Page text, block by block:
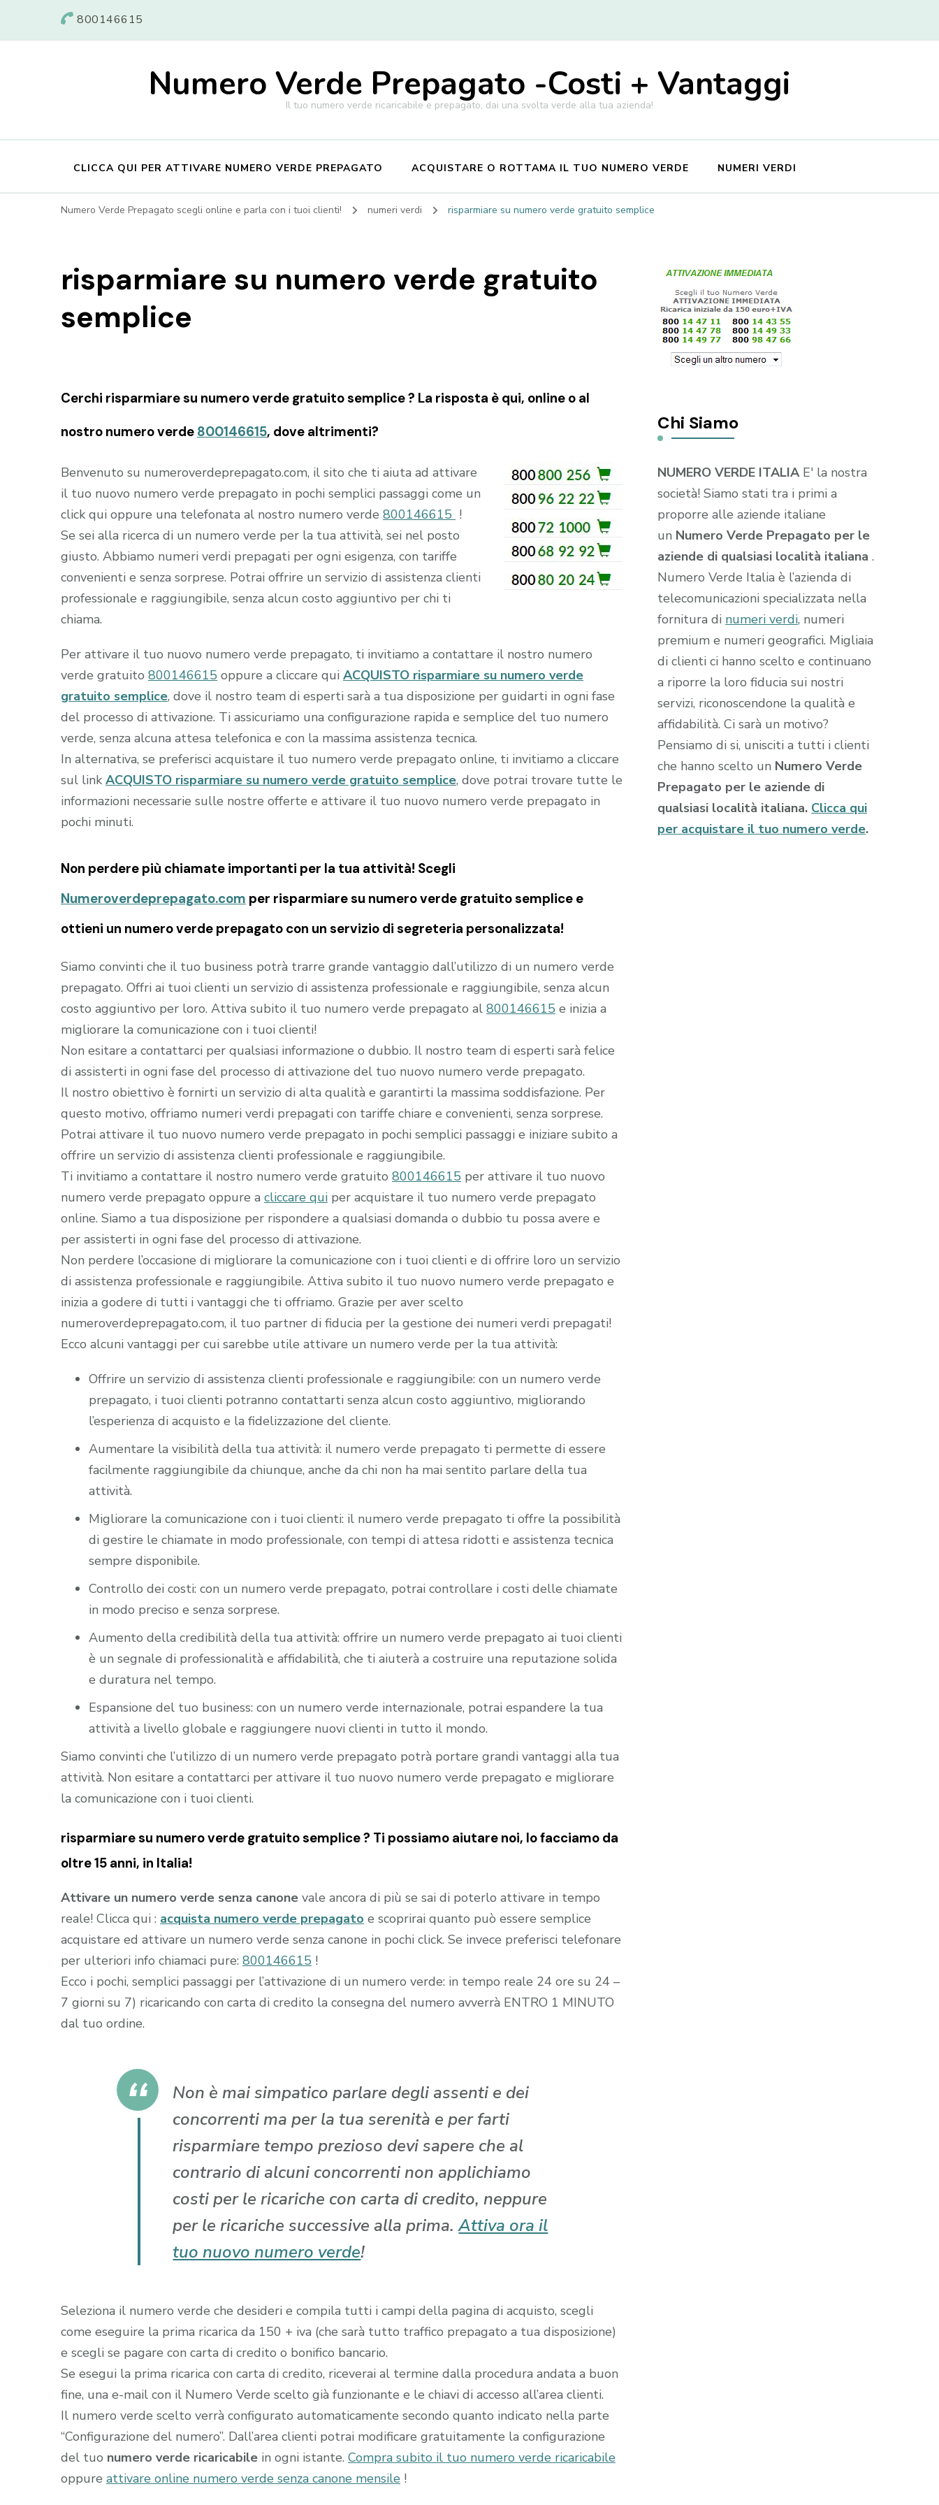
800146615
Numero Verde Prepagato -Costi + Vantaggi
Il tuo numero verde ricaricabile e prepagato, dai una svolta verde alla tua azienda!
CLICCA QUI PER ATTIVARE NUMERO VERDE PREPAGATO ACQUISTARE O ROTTAMA IL TUO NUMERO VERDE NUMERI VERDI
Numero Verde Prepagato scegli online e parla con i tuoi clienti! numeri verdi risparmiare su numero verde gratuito semplice
risparmiare su numero verde gratuito
semplice
Cerchi risparmiare su numero verde gratuito semplice ? La risposta è qui, online o al
nostro numero verde 800146615, dove altrimenti?
Benvenuto su numeroverdeprepagato.com, il sito che ti aiuta ad attivare
il tuo nuovo numero verde prepagato in pochi semplici passaggi come un
click qui oppure una telefonata al nostro numero verde 800146615 !
Se sei alla ricerca di un numero verde per la tua attività, sei nel posto
giusto. Abbiamo numeri verdi prepagati per ogni esigenza, con tariffe
convenienti e senza sorprese. Potrai offrire un servizio di assistenza clienti
professionale e raggiungibile, senza alcun costo aggiuntivo per chi ti
chiama.
Per attivare il tuo nuovo numero verde prepagato, ti invitiamo a contattare il nostro numero
verde gratuito 800146615 oppure a cliccare qui ACQUISTO risparmiare su numero verde
gratuito semplice, dove il nostro team di esperti sarà a tua disposizione per guidarti in ogni fase
del processo di attivazione. Ti assicuriamo una configurazione rapida e semplice del tuo numero
verde, senza alcuna attesa telefonica e con la massima assistenza tecnica.
In alternativa, se preferisci acquistare il tuo numero verde prepagato online, ti invitiamo a cliccare
sul link ACQUISTO risparmiare su numero verde gratuito semplice, dove potrai trovare tutte le
informazioni necessarie sulle nostre offerte e attivare il tuo nuovo numero verde prepagato in
pochi minuti.
Non perdere più chiamate importanti per la tua attività! Scegli
Numeroverdeprepagato.com per risparmiare su numero verde gratuito semplice e
ottieni un numero verde prepagato con un servizio di segreteria personalizzata!
Siamo convinti che il tuo business potrà trarre grande vantaggio dall’utilizzo di un numero verde
prepagato. Offri ai tuoi clienti un servizio di assistenza professionale e raggiungibile, senza alcun
costo aggiuntivo per loro. Attiva subito il tuo numero verde prepagato al 800146615 e inizia a
migliorare la comunicazione con i tuoi clienti!
Non esitare a contattarci per qualsiasi informazione o dubbio. Il nostro team di esperti sarà felice
di assisterti in ogni fase del processo di attivazione del tuo nuovo numero verde prepagato.
Il nostro obiettivo è fornirti un servizio di alta qualità e garantirti la massima soddisfazione. Per
questo motivo, offriamo numeri verdi prepagati con tariffe chiare e convenienti, senza sorprese.
Potrai attivare il tuo nuovo numero verde prepagato in pochi semplici passaggi e iniziare subito a
offrire un servizio di assistenza clienti professionale e raggiungibile.
Ti invitiamo a contattare il nostro numero verde gratuito 800146615 per attivare il tuo nuovo
numero verde prepagato oppure a cliccare qui per acquistare il tuo numero verde prepagato
online. Siamo a tua disposizione per rispondere a qualsiasi domanda o dubbio tu possa avere e
per assisterti in ogni fase del processo di attivazione.
Non perdere l’occasione di migliorare la comunicazione con i tuoi clienti e di offrire loro un servizio
di assistenza professionale e raggiungibile. Attiva subito il tuo nuovo numero verde prepagato e
inizia a godere di tutti i vantaggi che ti offriamo. Grazie per aver scelto
numeroverdeprepagato.com, il tuo partner di fiducia per la gestione dei numeri verdi prepagati!
Ecco alcuni vantaggi per cui sarebbe utile attivare un numero verde per la tua attività:
Offrire un servizio di assistenza clienti professionale e raggiungibile: con un numero verde
prepagato, i tuoi clienti potranno contattarti senza alcun costo aggiuntivo, migliorando
l’esperienza di acquisto e la fidelizzazione del cliente.
Aumentare la visibilità della tua attività: il numero verde prepagato ti permette di essere
facilmente raggiungibile da chiunque, anche da chi non ha mai sentito parlare della tua
attività.
Migliorare la comunicazione con i tuoi clienti: il numero verde prepagato ti offre la possibilità
di gestire le chiamate in modo professionale, con tempi di attesa ridotti e assistenza tecnica
sempre disponibile.
Controllo dei costi: con un numero verde prepagato, potrai controllare i costi delle chiamate
in modo preciso e senza sorprese.
Aumento della credibilità della tua attività: offrire un numero verde prepagato ai tuoi clienti
è un segnale di professionalità e affidabilità, che ti aiuterà a costruire una reputazione solida
e duratura nel tempo.
Espansione del tuo business: con un numero verde internazionale, potrai espandere la tua
attività a livello globale e raggiungere nuovi clienti in tutto il mondo.
Siamo convinti che l’utilizzo di un numero verde prepagato potrà portare grandi vantaggi alla tua
attività. Non esitare a contattarci per attivare il tuo nuovo numero verde prepagato e migliorare
la comunicazione con i tuoi clienti.
risparmiare su numero verde gratuito semplice ? Ti possiamo aiutare noi, lo facciamo da
oltre 15 anni, in Italia!
Attivare un numero verde senza canone vale ancora di più se sai di poterlo attivare in tempo
reale! Clicca qui : acquista numero verde prepagato e scoprirai quanto può essere semplice
acquistare ed attivare un numero verde senza canone in pochi click. Se invece preferisci telefonare
per ulteriori info chiamaci pure: 800146615 !
Ecco i pochi, semplici passaggi per l’attivazione di un numero verde: in tempo reale 24 ore su 24 –
7 giorni su 7) ricaricando con carta di credito la consegna del numero avverrà ENTRO 1 MINUTO
dal tuo ordine.
Non è mai simpatico parlare degli assenti e dei
concorrenti ma per la tua serenità e per farti
risparmiare tempo prezioso devi sapere che al
contrario di alcuni concorrenti non applichiamo
costi per le ricariche con carta di credito, neppure
per le ricariche successive alla prima.Attiva ora il
tuo nuovo numero verde!
Seleziona il numero verde che desideri e compila tutti i campi della pagina di acquisto, scegli
come eseguire la prima ricarica da 150 + iva (che sarà tutto traffico prepagato a tua disposizione)
e scegli se pagare con carta di credito o bonifico bancario.
Se esegui la prima ricarica con carta di credito, riceverai al termine dalla procedura andata a buon
fine, una e-mail con il Numero Verde scelto già funzionante e le chiavi di accesso all’area clienti.
Il numero verde scelto verrà configurato automaticamente secondo quanto indicato nella parte
“Configurazione del numero”. Dall’area clienti potrai modificare gratuitamente la configurazione
del tuo numero verde ricaricabile in ogni istante. Compra subito il tuo numero verde ricaricabile
oppure attivare online numero verde senza canone mensile !
Chi Siamo
NUMERO VERDE ITALIAE' la nostra
società! Siamo stati tra i primi a
proporre alle aziende italiane
un Numero Verde Prepagato per le
aziende di qualsiasi località italiana.
Numero Verde Italia è l’azienda di
telecomunicazioni specializzata nella
fornitura di numeri verdi, numeri
premium e numeri geografici. Migliaia
di clienti ci hanno scelto e continuano
a riporre la loro fiducia sui nostri
servizi, riconoscendone la qualità e
affidabilità. Ci sarà un motivo?
Pensiamo di si, unisciti a tutti i clienti
che hanno scelto un Numero Verde
Prepagato per le aziende di
qualsiasi località italiana. Clicca qui
per acquistare il tuo numero verde.